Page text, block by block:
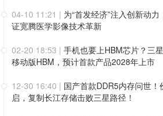
04-10 11:21 | 为“首发经济”注入创新动
证宽腾医学影像技术革新
02-20 18:53 | 手机也要上HBM芯片？三
移动版HBM，预计首款产品2028年上市
12-30 16:40 | 国产首款DDR5内存问世！
启，复制长江存储击败三星路径！